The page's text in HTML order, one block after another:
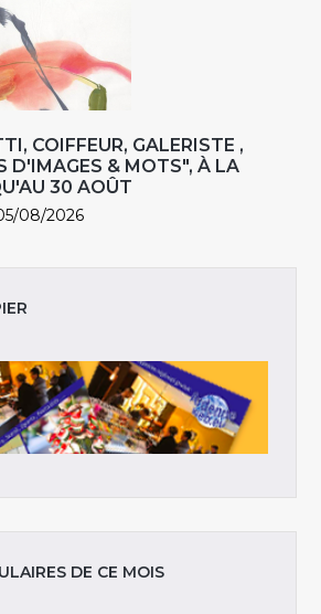
COIFFEUR, GALERISTE ,
D'IMAGES & MOTS", À LA
30 AOÛT
08/2026
DE CE MOIS